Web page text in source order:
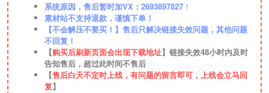
系统原因，售后暂时加VX：2693897827 ！
素材站不支持退款，谨慎下单！
【不会解压不要买！】售后只解决链接失效问题，其他问题
不回复！
【购买后刷新页面会出现下载地址】链接失效48小时内及时
告知售后，超过此时间不售后
【售后白天不定时上线，有问题的留言即可，上线会立马回
复】